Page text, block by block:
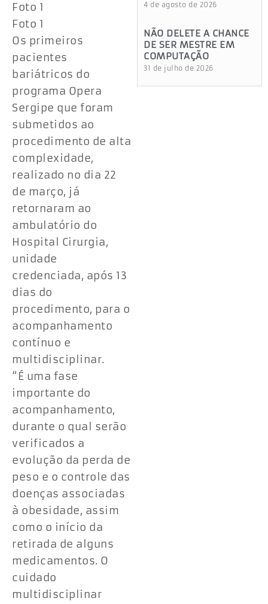
Foto 1
Foto 1
Os primeiros
pacientes
bariátricos do
programa Opera
Sergipe que foram
submetidos ao
procedimento de alta
complexidade,
realizado no dia 22
de março, já
retornaram ao
ambulatório do
Hospital Cirurgia,
unidade
credenciada, após 13
dias do
procedimento, para o
acompanhamento
contínuo e
multidisciplinar.
“É uma fase
importante do
acompanhamento,
durante o qual serão
verificados a
evolução da perda de
peso e o controle das
doenças associadas
à obesidade, assim
como o início da
retirada de alguns
medicamentos. O
cuidado
multidisciplinar
4 de agosto de 2026
NÃO DELETE A CHANCE
DE SER MESTRE EM
COMPUTAÇÃO
31 de julho de 2026